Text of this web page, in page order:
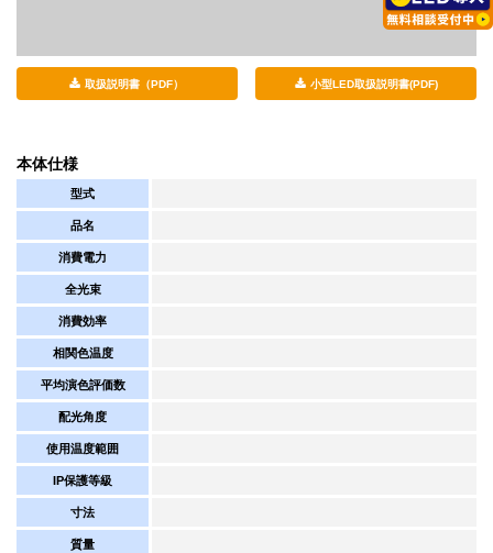
取扱説明書（PDF） 小型LED取扱説明書(PDF)
本体仕様
型式
品名
消費電力
全光束
消費効率
相関色温度
平均演色評価数
配光角度
使用温度範囲
IP保護等級
寸法
質量